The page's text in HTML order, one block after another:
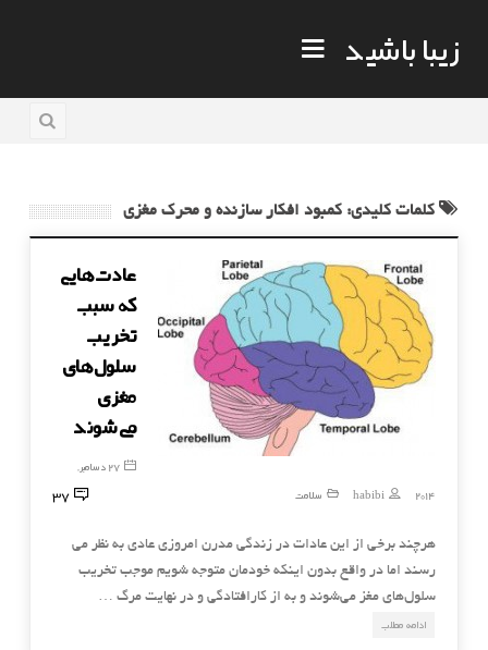
زیبا باشید
کلمات کلیدی: كمبود افكار سازنده و محرك مغزی
عادت‌هایی
كه سبب
تخریب
سلول‌های
مغزی
می‌شوند
27 دسامبر,
2014
habibi سلامت 37
هرچند برخی از این عادات در زندگی مدرن امروزی عادی به نظر می
رسند اما در واقع بدون اینكه خودمان متوجه شویم موجب تخریب
سلول‌های مغز می‌شوند و به از كارافتادگی و در نهایت مرگ …
ادامه مطلب